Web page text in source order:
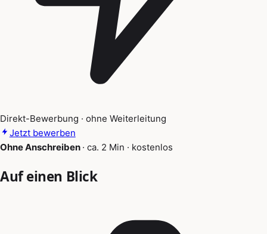
Direkt-Bewerbung · ohne Weiterleitung
Jetzt bewerben
Ohne Anschreiben · ca. 2 Min · kostenlos
Auf einen Blick